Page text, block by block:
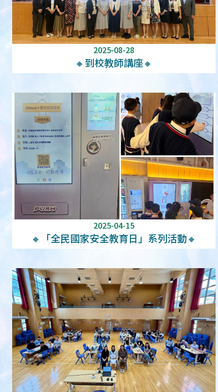
2025-08-28
🔸到校教師講座🔸
2025-04-15
🔸「全民國家安全教育日」系列活動🔸